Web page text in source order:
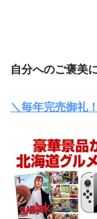
自分へのご褒美
＼毎年完売御礼